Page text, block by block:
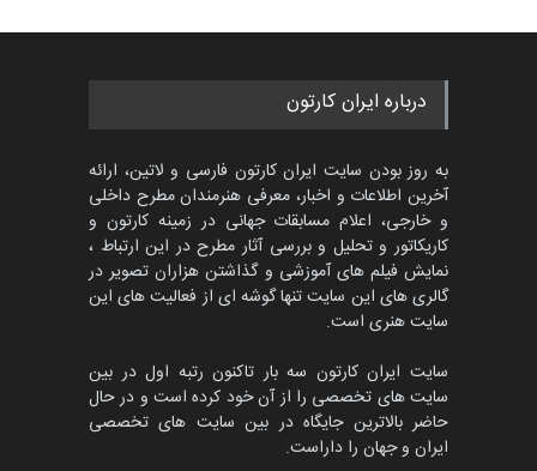
مسابقه بین‌المللی کارتون آیدین
دوغان، ترکیه،…
مسابقۀ بین‌المللی کارتون و
کاریکاتور «البغلی…
مهلت 3 ماه دیگر
پنجمین مسابقۀ بین‌المللی
کارتون CARTUNION ، …
مهلت
گالری حدود یک ماه قبل
درباره ایران کارتون
به روز بودن سایت ایران کارتون فارسی و لاتین، ارائه
آخرین اطلاعات و اخبار، معرفی هنرمندان مطرح داخلی
و خارجی، اعلام مسابقات جهانی در زمینه کارتون و
کاریکاتور و تحلیل و بررسی آثار مطرح در این ارتباط ،
نمایش فیلم های آموزشی و گذاشتن هزاران تصویر در
گالری های این سایت تنها گوشه ای از فعالیت های این
سایت هنری است.
سایت ایران کارتون سه بار تاکنون رتبه اول در بین
سایت های تخصصی را از آن خود کرده است و در حال
حاضر بالاترین جایگاه در بین سایت های تخصصی
ایران و جهان را داراست.